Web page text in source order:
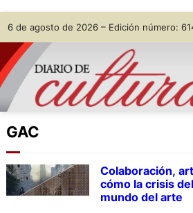
Skip
to
content
6 de agosto de 2026 – Edición número:
GAC
Colaboración,
cómo la crisis
mundo del arte